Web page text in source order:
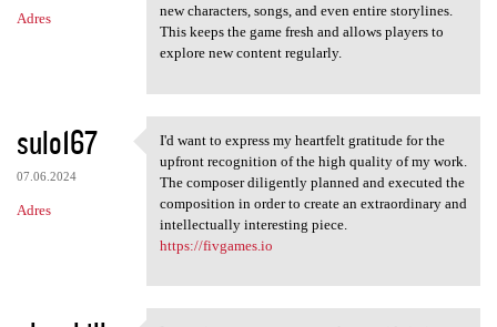
Adres
new characters, songs, and even entire storylines.
This keeps the game fresh and allows players to
explore new content regularly.
sulo167
07.06.2024
Adres
I'd want to express my
I'd want to express my heartfelt gratitude for the
upfront recognition of the high quality of my work.
The composer diligently planned and executed the
composition in order to create an extraordinary and
intellectually interesting piece.
https://fivgames.io